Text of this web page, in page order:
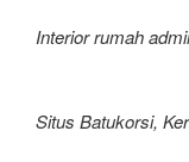
Interior rumah
Situs Batukorsi,